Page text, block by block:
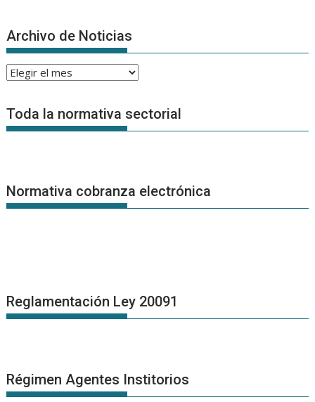
Archivo de Noticias
Archivo
Noticias
Toda la normativa sectorial
Normativa cobranza electrónica
Reglamentación Ley 20091
Régimen Agentes Institorios